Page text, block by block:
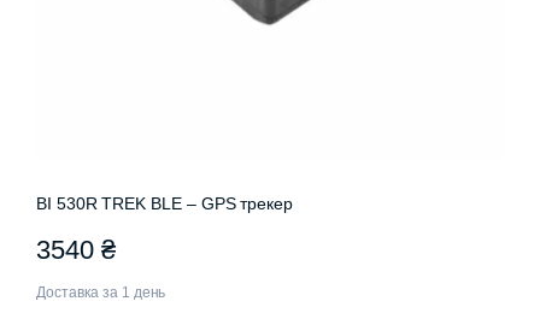
BI 530R TREK BLE – GPS трекер
3540 ₴
Доставка за 1 день